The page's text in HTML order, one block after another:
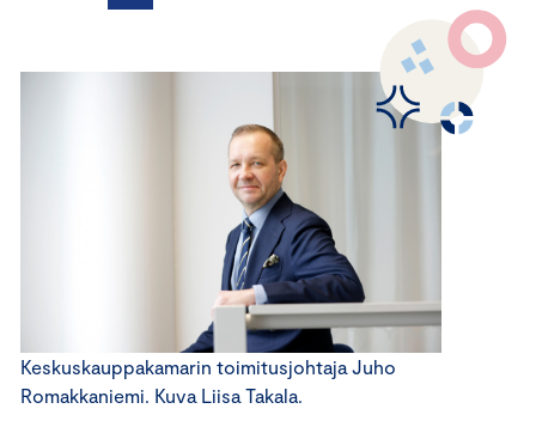
Keskuskauppakamarin toimitusjohtaja Juho
Romakkaniemi. Kuva Liisa Takala.